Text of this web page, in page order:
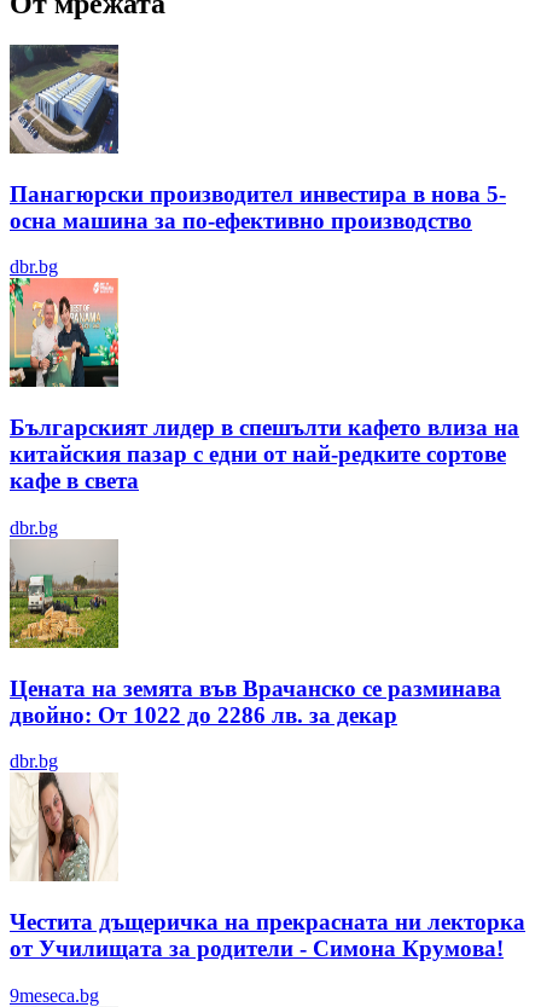
Панагюрски производител инвестира в нова 5-
осна машина за по-ефективно производство
dbr.bg
Българският лидер в спешълти кафето влиза на
китайския пазар с едни от най-редките сортове
кафе в света
dbr.bg
Цената на земята във Врачанско се разминава
двойно: От 1022 до 2286 лв. за декар
dbr.bg
Честита дъщеричка на прекрасната ни лекторка
от Училищата за родители - Симона Крумова!
9meseca.bg